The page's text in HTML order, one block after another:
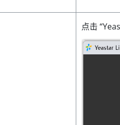
点击 “